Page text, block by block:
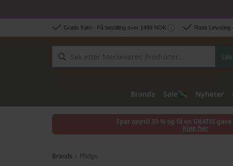
Hopp til innhold
Gratis frakt - På bestilling over 1499 NOK Rask Levering
Søk
Brands Sale💸 Nyheter
Spar opptil 33 % og få en GRATIS
Kjøp her
Brands Philips